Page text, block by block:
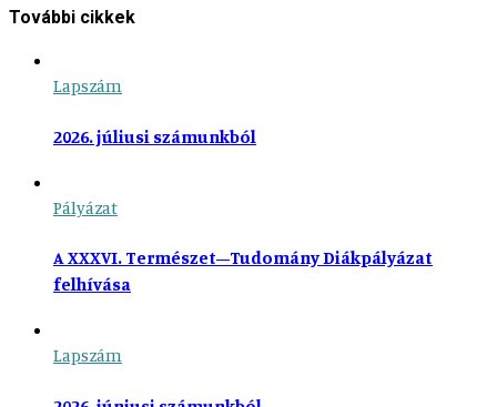
További cikkek
Lapszám
2026. júliusi számunkból
Pályázat
A XXXVI. Természet–Tudomány Diákpályázat
felhívása
Lapszám